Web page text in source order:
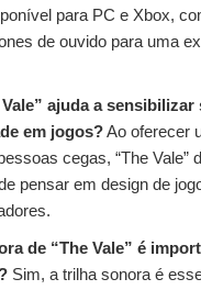
para PC e Xbox,
de ouvido para uma
ajuda a sensibilizar
em jogos?Ao oferecer
cegas, “The Vale”
pensar em design de
de “The Vale” é
Sim, a trilha sonora é